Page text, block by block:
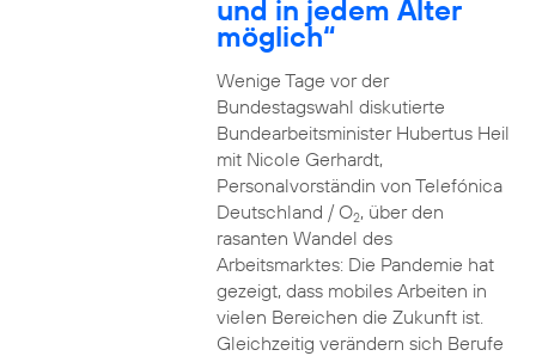
und in jedem Alter
möglich“
Wenige Tage vor der
Bundestagswahl diskutierte
Bundearbeitsminister Hubertus Heil
mit Nicole Gerhardt,
Personalvorständin von Telefónica
Deutschland / O2, über den
rasanten Wandel des
Arbeitsmarktes: Die Pandemie hat
gezeigt, dass mobiles Arbeiten in
vielen Bereichen die Zukunft ist.
Gleichzeitig verändern sich Berufe